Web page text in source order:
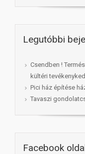
Legutóbbi
Csendben !
kültéri
Pici ház építése
Tavaszi
Facebook